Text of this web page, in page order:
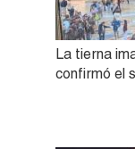
La tierna
confirmó el